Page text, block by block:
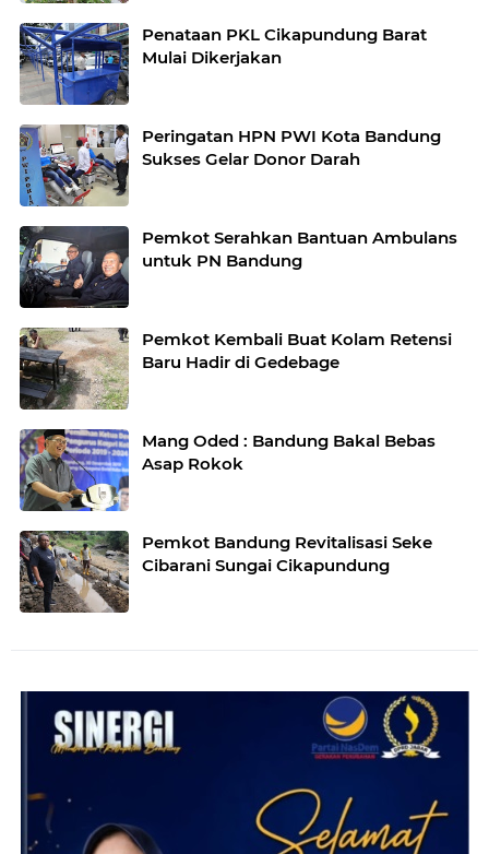
Penataan PKL Cikapundung Barat
Mulai Dikerjakan
Peringatan HPN PWI Kota Bandung
Sukses Gelar Donor Darah
Pemkot Serahkan Bantuan Ambulans
untuk PN Bandung
Pemkot Kembali Buat Kolam Retensi
Baru Hadir di Gedebage
Mang Oded : Bandung Bakal Bebas
Asap Rokok
Pemkot Bandung Revitalisasi Seke
Cibarani Sungai Cikapundung